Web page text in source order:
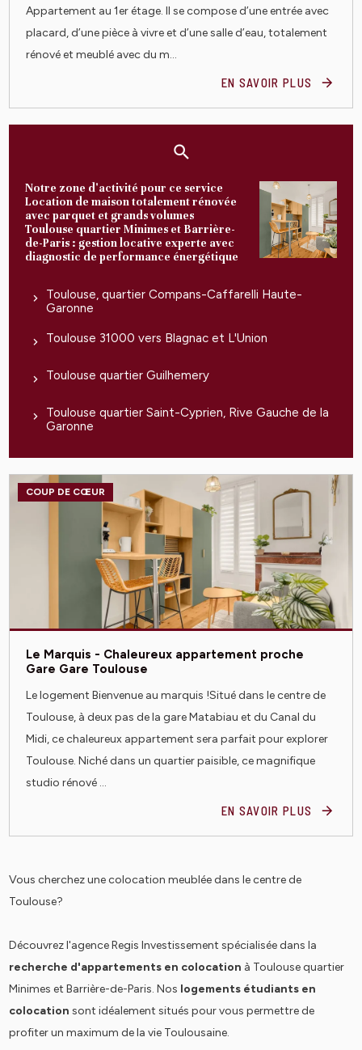
Appartement au 1er étage. Il se compose d’une entrée avec
placard, d’une pièce à vivre et d’une salle d’eau, totalement
rénové et meublé avec du m...
EN SAVOIR PLUS
Notre zone d'activité pour ce service
Location de maison totalement rénovée
avec parquet et grands volumes
Toulouse quartier Minimes et Barrière-
de-Paris : gestion locative experte avec
diagnostic de performance énergétique
Toulouse, quartier Compans-Caffarelli Haute-
Garonne
Toulouse 31000 vers Blagnac et L'Union
Toulouse quartier Guilhemery
Toulouse quartier Saint-Cyprien, Rive Gauche de la
Garonne
COUP DE CŒUR
Le Marquis - Chaleureux appartement proche
Gare Gare Toulouse
Le logement Bienvenue au marquis !Situé dans le centre de
Toulouse, à deux pas de la gare Matabiau et du Canal du
Midi, ce chaleureux appartement sera parfait pour explorer
Toulouse. Niché dans un quartier paisible, ce magnifique
studio rénové ...
EN SAVOIR PLUS
Vous cherchez une colocation meublée dans le centre de
Toulouse?
Découvrez l'agence Regis Investissement spécialisée dans la
recherche d'appartements en colocation à Toulouse quartier
Minimes et Barrière-de-Paris. Nos logements étudiants en
colocation sont idéalement situés pour vous permettre de
profiter un maximum de la vie Toulousaine.